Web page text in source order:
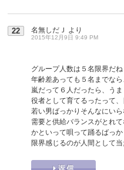
22 名無しだＪ より
2015年12月9日 9:49 PM
グループ人数は５名限界だね
年齢差あっても５名までな
嵐だって６人だったら、う
役者として育てるったって
若い男ばっかりそんなにい
需要と供給バランスがとれ
かといって唄って踊るばっ
限界感じるのが人間として